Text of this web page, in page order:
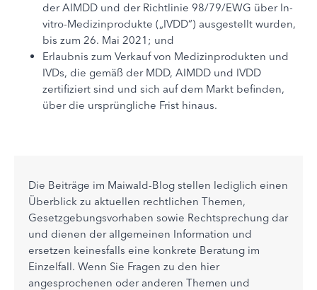
der AIMDD und der Richtlinie 98/79/EWG über In-
vitro-Medizinprodukte („IVDD“) ausgestellt wurden,
bis zum 26. Mai 2021; und
Erlaubnis zum Verkauf von Medizinprodukten und
IVDs, die gemäß der MDD, AIMDD und IVDD
zertifiziert sind und sich auf dem Markt befinden,
über die ursprüngliche Frist hinaus.
Die Beiträge im Maiwald-Blog stellen lediglich einen
Überblick zu aktuellen rechtlichen Themen,
Gesetzgebungsvorhaben sowie Rechtsprechung dar
und dienen der allgemeinen Information und
ersetzen keinesfalls eine konkrete Beratung im
Einzelfall. Wenn Sie Fragen zu den hier
angesprochenen oder anderen Themen und